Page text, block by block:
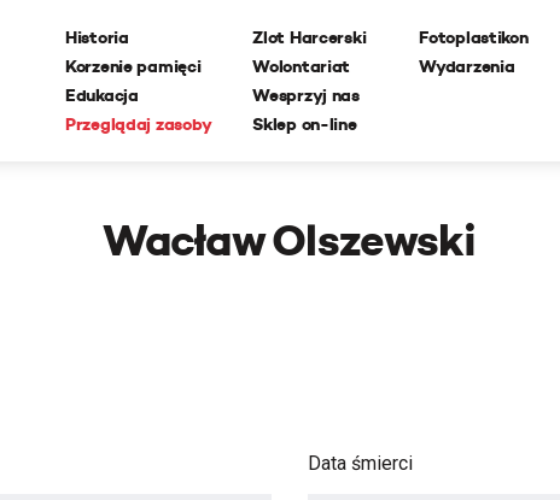
Historia
Korzenie pamięci
Edukacja
Przeglądaj zasoby
Zlot Harcerski
Wolontariat
Wesprzyj nas
Sklep on-line
Fotoplastikon
Wydarzenia
Wacław Olszewski
Data śmierci